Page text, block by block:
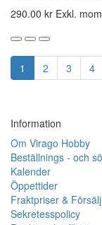
290.00 kr Exkl.
1 2 3 4
Information
Om Virago Hobby
Beställnings - och
Kalender
Öppettider
Fraktpriser &
Sekretesspolicy